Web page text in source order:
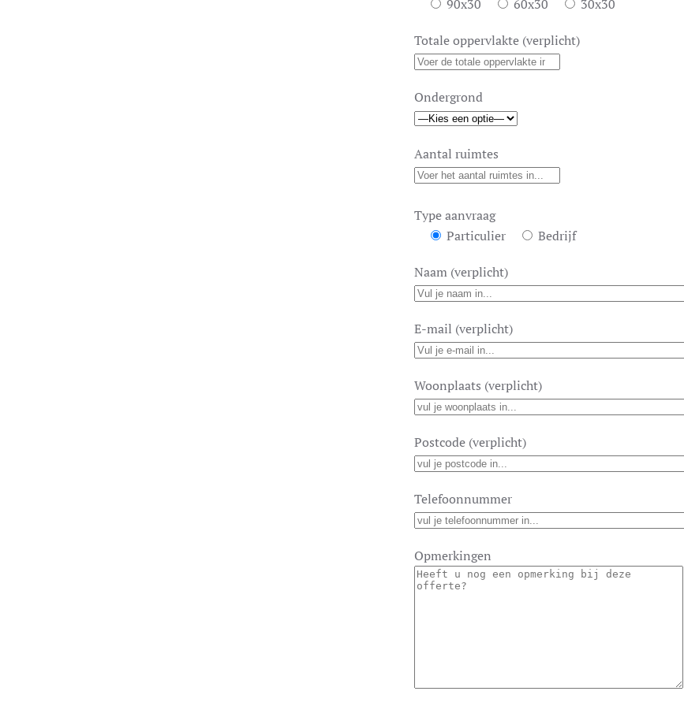
90x30
60x30 30x30
Totale oppervlakte (verplicht)
Ondergrond
Aantal ruimtes
Type aanvraag
Particulier
Bedrijf
Naam (verplicht)
E-mail (verplicht)
Woonplaats (verplicht)
Postcode (verplicht)
Telefoonnummer
Opmerkingen